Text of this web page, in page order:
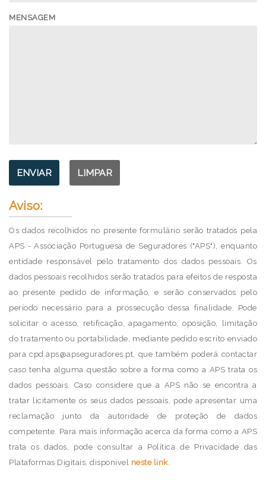
MENSAGEM
Aviso:
Os dados recolhidos no presente formulário serão tratados pela
APS - Associação Portuguesa de Seguradores ("APS"), enquanto
entidade responsável pelo tratamento dos dados pessoais. Os
dados pessoais recolhidos serão tratados para efeitos de resposta
ao presente pedido de informação, e serão conservados pelo
período necessário para a prossecução dessa finalidade. Pode
solicitar o acesso, retificação, apagamento, oposição, limitação
do tratamento ou portabilidade, mediante pedido escrito enviado
para cpd.aps@apseguradores.pt, que também poderá contactar
caso tenha alguma questão sobre a forma como a APS trata os
dados pessoais. Caso considere que a APS não se encontra a
tratar licitamente os seus dados pessoais, pode apresentar uma
reclamação junto da autoridade de proteção de dados
competente. Para mais informação acerca da forma como a APS
trata os dados, pode consultar a Política de Privacidade das
Plataformas Digitais, disponível neste link.